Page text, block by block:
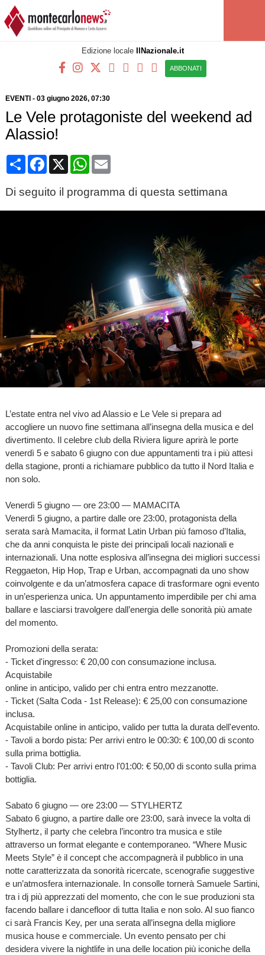
Edizione locale IlNazionale.it
ABBONATI
EVENTI - 03 giugno 2026, 07:30
Le Vele protagoniste del weekend ad
Alassio!
CondividiFacebook
X WhatsApp
Email
Di seguito il programma di questa settimana
L’estate entra nel vivo ad Alassio e Le Vele si prepara ad
accogliere un nuovo fine settimana all’insegna della musica e del
divertimento. Il celebre club della Riviera ligure aprirà le porte
venerdì 5 e sabato 6 giugno con due appuntamenti tra i più attesi
della stagione, pronti a richiamare pubblico da tutto il Nord Italia e
non solo.
Venerdì 5 giugno — ore 23:00 — MAMACITA
Venerdì 5 giugno, a partire dalle ore 23:00, protagonista della
serata sarà Mamacita, il format Latin Urban più famoso d’Italia,
che da anni conquista le piste dei principali locali nazionali e
internazionali. Una notte esplosiva all’insegna dei migliori successi
Reggaeton, Hip Hop, Trap e Urban, accompagnati da uno show
coinvolgente e da un’atmosfera capace di trasformare ogni evento
in un’esperienza unica. Un appuntamento imperdibile per chi ama
ballare e lasciarsi travolgere dall’energia delle sonorità più amate
del momento.
Promozioni della serata:
- Ticket d'ingresso: € 20,00 con consumazione inclusa.
Acquistabile
online in anticipo, valido per chi entra entro mezzanotte.
- Ticket (Salta Coda - 1st Release): € 25,00 con consumazione
inclusa.
Acquistabile online in anticipo, valido per tutta la durata dell'evento.
- Tavoli a bordo pista: Per arrivi entro le 00:30: € 100,00 di sconto
sulla prima bottiglia.
- Tavoli Club: Per arrivi entro l'01:00: € 50,00 di sconto sulla prima
bottiglia.
Sabato 6 giugno — ore 23:00 — STYLHERTZ
Sabato 6 giugno, a partire dalle ore 23:00, sarà invece la volta di
Stylhertz, il party che celebra l’incontro tra musica e stile
attraverso un format elegante e contemporaneo. “Where Music
Meets Style” è il concept che accompagnerà il pubblico in una
notte caratterizzata da sonorità ricercate, scenografie suggestive
e un’atmosfera internazionale. In consolle tornerà Samuele Sartini,
tra i dj più apprezzati del momento, che con le sue produzioni sta
facendo ballare i dancefloor di tutta Italia e non solo. Al suo fianco
ci sarà Francis Key, per una serata all’insegna della migliore
musica house e commerciale. Un evento pensato per chi
desidera vivere la nightlife in una delle location più iconiche della